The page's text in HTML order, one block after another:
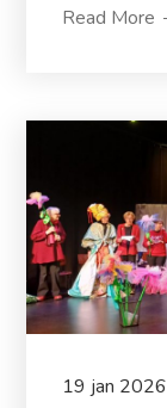
Read More
19 jan 2026